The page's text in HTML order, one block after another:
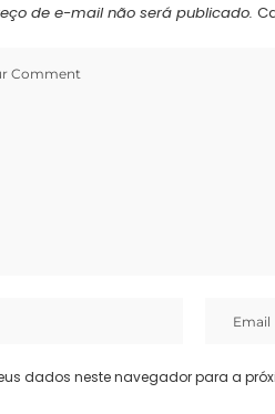
de e-mail não será publicado.
dados neste navegador para a